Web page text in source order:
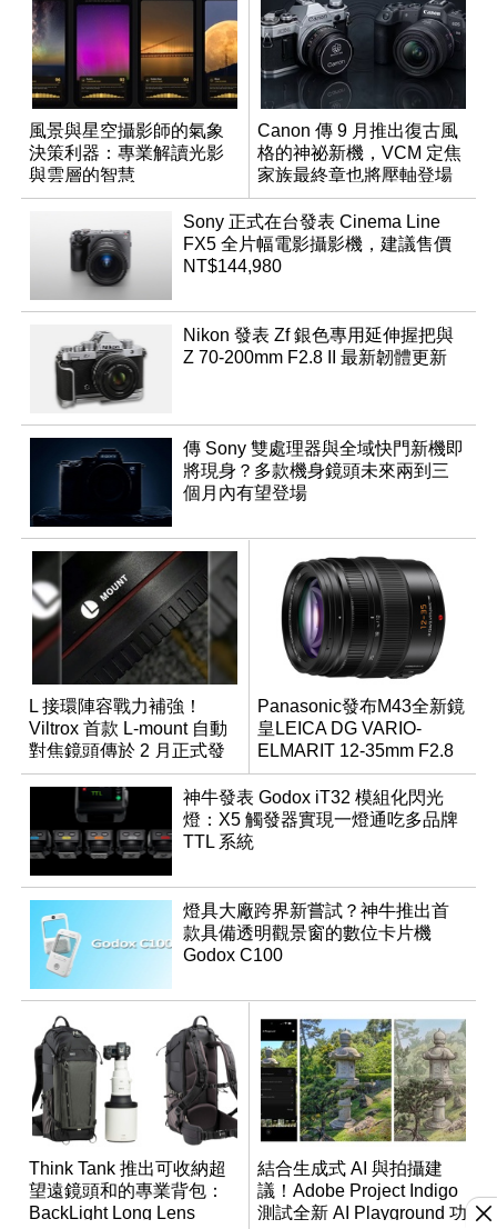
風景與星空攝影師的氣象
決策利器：專業解讀光影
與雲層的智慧
App「Atmos」登場
Canon 傳 9 月推出復古風
格的神祕新機，VCM 定焦
家族最終章也將壓軸登場
Sony 正式在台發表 Cinema Line
FX5 全片幅電影攝影機，建議售價
NT$144,980
Nikon 發表 Zf 銀色專用延伸握把與
Z 70-200mm F2.8 II 最新韌體更新
傳 Sony 雙處理器與全域快門新機即
將現身？多款機身鏡頭未來兩到三
個月內有望登場
L 接環陣容戰力補強！
Viltrox 首款 L-mount 自動
對焦鏡頭傳於 2 月正式發
表
Panasonic發布M43全新鏡
皇LEICA DG VARIO-
ELMARIT 12-35mm F2.8
ASPH. POWER OIS
神牛發表 Godox iT32 模組化閃光
燈：X5 觸發器實現一燈通吃多品牌
TTL 系統
燈具大廠跨界新嘗試？神牛推出首
款具備透明觀景窗的數位卡片機
Godox C100
Think Tank 推出可收納超
望遠鏡頭和的專業背包：
BackLight Long Lens
結合生成式 AI 與拍攝建
議！Adobe Project Indigo
測試全新 AI Playground 功